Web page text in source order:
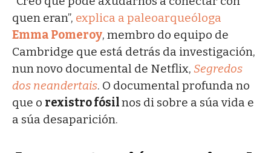
quen eran”, explica a paleoarqueóloga
Emma Pomeroy, membro do equipo de
Cambridge que está detrás da investigación,
nun novo documental de Netflix, Segredos
dos neandertais. O documental profunda no
que o rexistro fósilnos di sobre a súa vida e
a súa desaparición.